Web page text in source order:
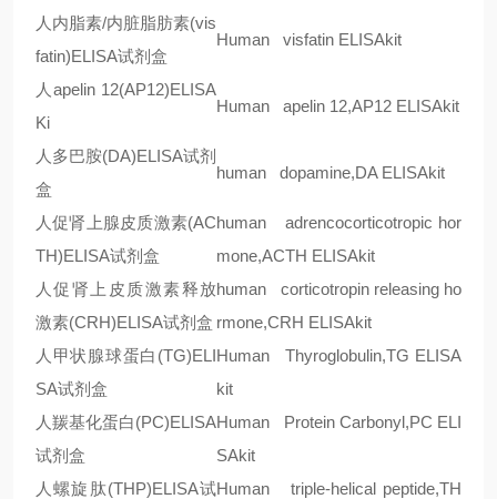
人内脂素/内脏脂肪素(vis
fatin)ELISA试剂盒
Human visfatin ELISAkit
人 apelin 12(AP12)ELISA
Ki
Human apelin 12,AP12 ELISAkit
人多巴胺(DA)ELISA试剂
盒
human dopamine,DA ELISAkit
人促肾上腺皮质激素(AC
TH)ELISA试剂盒
human adrencocorticotropic hor
mone,ACTH ELISAkit
人促肾上皮质激素释放
激素(CRH)ELISA试剂盒
human corticotropin releasing ho
rmone,CRH ELISAkit
人甲状腺球蛋白 (TG)ELI
SA试剂盒
Human Thyroglobulin,TG ELISA
kit
人羰基化蛋白(PC)ELISA
试剂盒
Human Protein Carbonyl,PC ELI
SAkit
人螺旋肽(THP)ELISA试Human triple-helical peptide,TH